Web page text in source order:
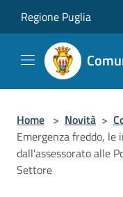
Regione Puglia
Home > Novità >
Emergenza freddo,
dall'assessorato alle
Settore